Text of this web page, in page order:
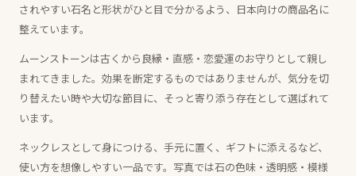
されやすい石名と形状がひと目で分かるよう、日本向けの商品名に
整えています。
ムーンストーンは古くから良縁・直感・恋愛運のお守りとして親し
まれてきました。効果を断定するものではありませんが、気分を切
り替えたい時や大切な節目に、そっと寄り添う存在として選ばれて
います。
ネックレスとして身につける、手元に置く、ギフトに添えるなど、
使い方を想像しやすい一品です。写真では石の色味・透明感・模様